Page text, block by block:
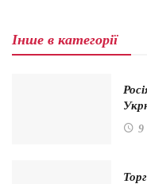
Інше в категорії
9